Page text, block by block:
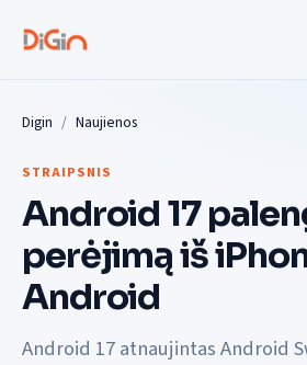
Digin Naujienos
STRAIPSNIS
Android 17
perėjimą iš
Android
Android 17 atnaujintas Android